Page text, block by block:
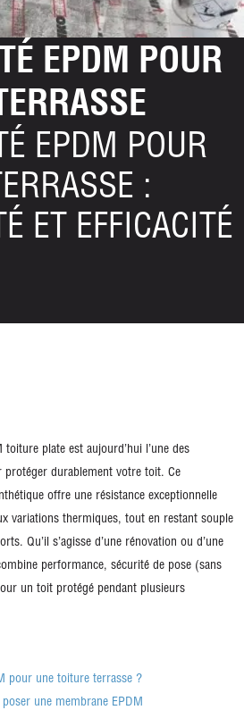
EPDM POUR
EPDM POUR
:
ET EFFICACITÉ
toiture plate est aujourd’hui l’une des
durablement votre toit. Ce
offre une résistance exceptionnelle
variations thermiques, tout en restant souple
Qu’il s’agisse d’une rénovation ou d’une
performance, sécurité de pose (sans
un toit protégé pendant plusieurs
pour une toiture terrasse ?
une membrane EPDM